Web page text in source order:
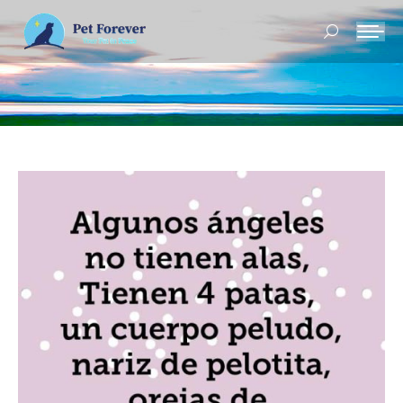
Buscar: